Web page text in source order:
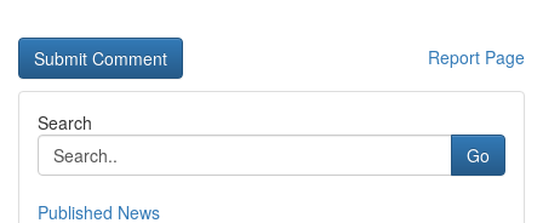
Report Page
Search
Go
Published News